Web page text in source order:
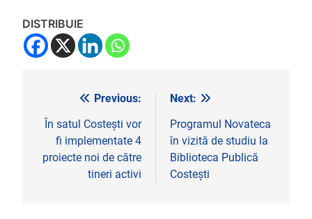
DISTRIBUIE
Navigare
în
articole
Previous:
În satul Costești vor
fi implementate 4
proiecte noi de către
tineri activi
Next:
Programul Novateca
în vizită de studiu la
Biblioteca Publică
Costeşti